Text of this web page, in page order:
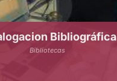
Bibliográfica
Bibliotecas